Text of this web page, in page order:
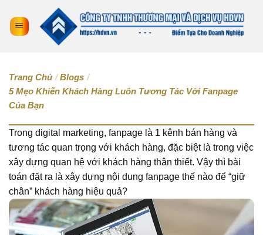
Trang Chủ / Blogs /
5 Mẹo Khiến Khách Hàng Luôn Tương Tác Với Fanpage
Của Bạn
Trong digital marketing, fanpage là 1 kênh bán hàng và
tương tác quan trọng với khách hàng, đặc biệt là trong việc
xây dựng quan hệ với khách hàng thân thiết. Vậy thì bài
toán đặt ra là xây dựng nội dung fanpage thế nào để “giữ
chân” khách hàng hiệu quả?